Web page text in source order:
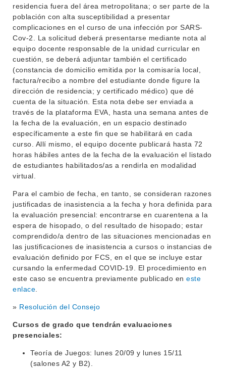
INSTITUCIONAL
DEPARTAMENTOS
ENSEÑANZA
INVESTIGACIÓN
LLAMADOS
NOTICIAS
CONTACTO
BEDELÍA
EVA FCS
OFERTA DE GRADO
EDUCACIÓN PERMANENTE
BIBLIOTECA
residencia fuera del área metropolitana; o ser parte de la
población con alta susceptibilidad a presentar
complicaciones en el curso de una infección por SARS-
Cov-2. La solicitud deberá presentarse mediante nota al
equipo docente responsable de la unidad curricular en
cuestión, se deberá adjuntar también el certificado
(constancia de domicilio emitida por la comisaría local,
factura/recibo a nombre del estudiante donde figure la
dirección de residencia; y certificado médico) que dé
cuenta de la situación. Esta nota debe ser enviada a
través de la plataforma EVA, hasta una semana antes de
la fecha de la evaluación, en un espacio destinado
específicamente a este fin que se habilitará en cada
curso. Allí mismo, el equipo docente publicará hasta 72
horas hábiles antes de la fecha de la evaluación el listado
de estudiantes habilitados/as a rendirla en modalidad
virtual.
Para el cambio de fecha, en tanto, se consideran razones
justificadas de inasistencia a la fecha y hora definida para
la evaluación presencial: encontrarse en cuarentena a la
espera de hisopado, o del resultado de hisopado; estar
comprendido/a dentro de las situaciones mencionadas en
las justificaciones de inasistencia a cursos o instancias de
evaluación definido por FCS, en el que se incluye estar
cursando la enfermedad COVID-19. El procedimiento en
este caso se encuentra previamente publicado en este
enlace
» Resolución del Consejo
Cursos de grado que tendrán evaluaciones
presenciales:
Teoría de Juegos: lunes 20/09 y lunes 15/11
(salones A2 y B2).